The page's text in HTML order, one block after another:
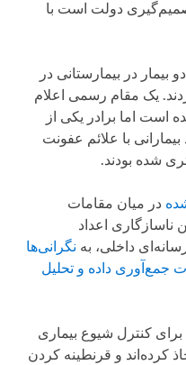
دولت است با
بیمار در بیمارستانی در
یک مقام رسمی اعلام
است اما برادر یکی از
بیمارانی با علائم عفونت
شده بودند.
در میان مقامات
ناسازگاری اعداد
داخلی، به نگرانی‌ها
جمع‌آوری داده و تحلیل
کنترل شیوع بیماری
کرده‌اند و قرنطینه کردن